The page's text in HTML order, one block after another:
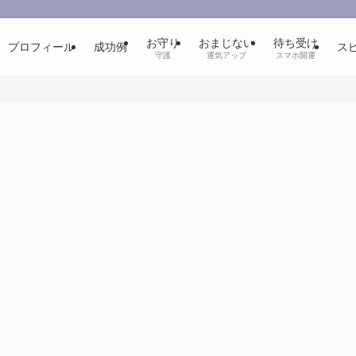
プロフィール 成功例 お守り
守護
おまじない
運気アップ
待ち受け
スマホ開運
ス